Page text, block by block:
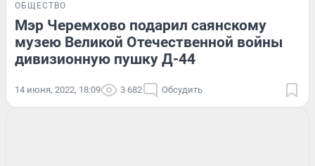
ОБЩЕСТВО
Мэр Черемхово подарил саянскому
музею Великой Отечественной войны
дивизионную пушку Д-44
14 июня, 2022, 18:09 3 682 Обсудить